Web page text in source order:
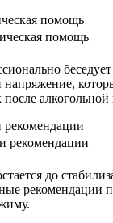
помощь
напряжение,
рекомендации
до
рекомендации